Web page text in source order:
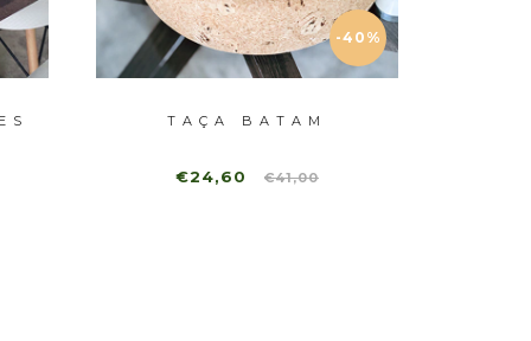
-40%
TAÇA BATAM
€24,60 €41,00